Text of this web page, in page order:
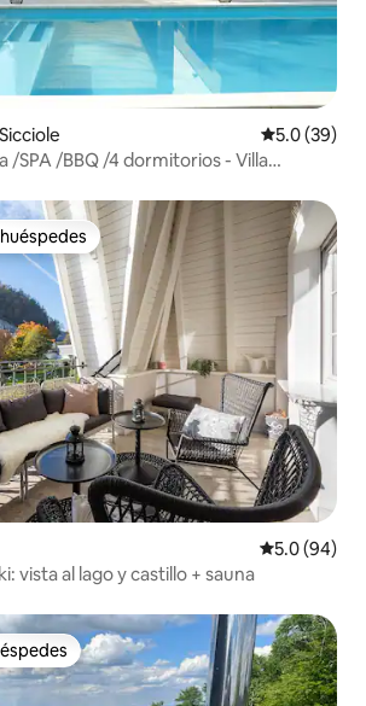
Calificación
5.0 (39)
/SPA /BBQ /4 dormitorios - Villa
preferido
Calificación
5.0 (94)
vista al lago y castillo + sauna